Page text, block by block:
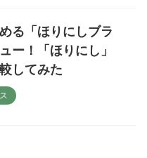
る「ほりにしブラ
ー！「ほりにし」
してみた